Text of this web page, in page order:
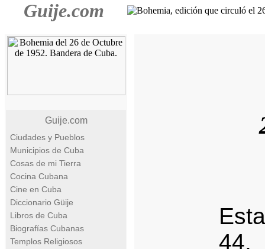
Guije.com
Guije.com
Ciudades y Pueblos
Municipios de Cuba
Cosas de mi Tierra
Cocina Cubana
Cine en Cuba
Diccionario Güije
Libros de Cuba
Biografías Cubanas
Templos Religiosos
44,